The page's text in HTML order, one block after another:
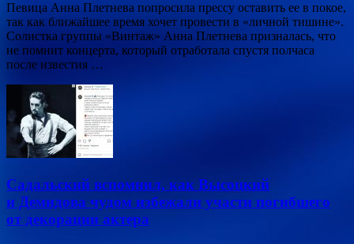
Певица Анна Плетнева попросила прессу оставить ее в покое,
так как ближайшее время хочет провести в «личной тишине».
Солистка группы «Винтаж» Анна Плетнева призналась, что
не помнит концерта, который отработала спустя полчаса
после известия …
Садальский вспомнил, как Высоцкий
и Демидова чудом избежали участи погибшего
от декорации актера